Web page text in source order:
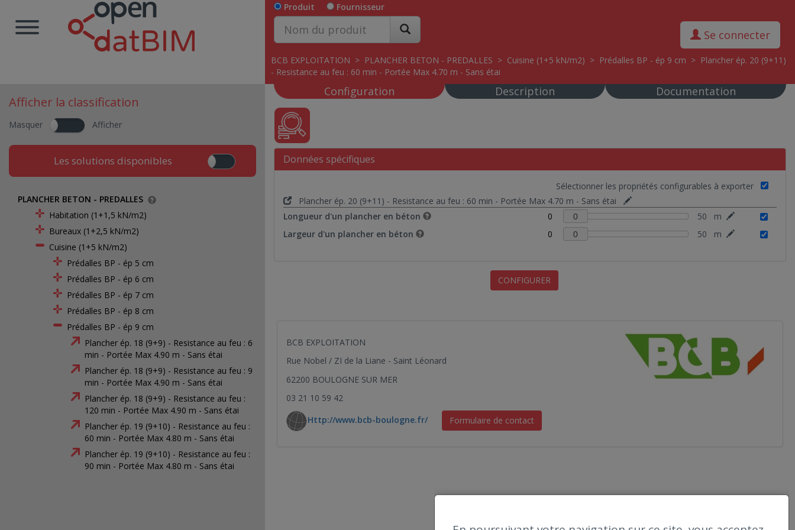
Produit Fournisseur
Se connecter
BCB EXPLOITATION > PLANCHER BETON - PREDALLES > Cuisine (1+5 kN/m2) > Prédalles BP - ép 9 cm > Plancher ép. 20 (9+11)
- Resistance au feu : 60 min - Portée Max 4.70 m - Sans étai
Afficher la classification
Masquer Afficher
Les solutions disponibles
PLANCHER BETON - PREDALLES
Habitation (1+1,5 kN/m2)
Bureaux (1+2,5 kN/m2)
Cuisine (1+5 kN/m2)
Prédalles BP - ép 5 cm
Prédalles BP - ép 6 cm
Prédalles BP - ép 7 cm
Prédalles BP - ép 8 cm
Prédalles BP - ép 9 cm
Plancher ép. 18 (9+9) - Resistance au feu : 60
min - Portée Max 4.90 m - Sans étai
Plancher ép. 18 (9+9) - Resistance au feu : 90
min - Portée Max 4.90 m - Sans étai
Plancher ép. 18 (9+9) - Resistance au feu :
120 min - Portée Max 4.90 m - Sans étai
Plancher ép. 19 (9+10) - Resistance au feu :
60 min - Portée Max 4.80 m - Sans étai
Plancher ép. 19 (9+10) - Resistance au feu :
90 min - Portée Max 4.80 m - Sans étai
Configuration Description Documentation
Données spécifiques
Sélectionner les propriétés configurables à exporter
Plancher ép. 20 (9+11) - Resistance au feu : 60 min - Portée Max 4.70 m - Sans étai
Longueur d'un plancher en béton
0 0 50
m
Largeur d'un plancher en béton
0 0 50 m
CONFIGURER
BCB EXPLOITATION
Rue Nobel / ZI de la Liane - Saint Léonard
62200 BOULOGNE SUR MER
03 21 10 59 42
Http://www.bcb-boulogne.fr/
Formulaire de contact